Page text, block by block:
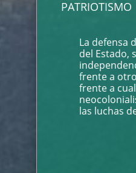
PATRIOTISMO
La defensa
del Estado,
frente a
frente a
las luchas